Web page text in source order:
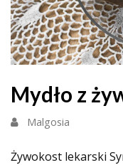
Mydło z
Malgosia
Żywokost lekarski